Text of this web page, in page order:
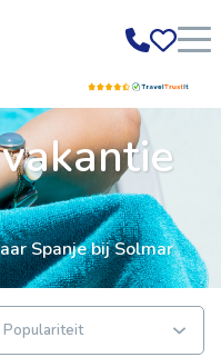
Gratis annuleren
Spanje bij Solmar